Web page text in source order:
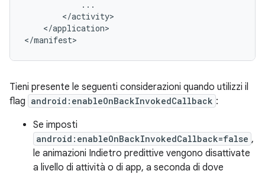
</application>
Tieni presente le seguenti considerazioni quando utilizzi il
flag android:enableOnBackInvokedCallback :
Se imposti
android:enableOnBackInvokedCallback=false ,
le animazioni Indietro predittive vengono disattivate
a livello di attività o di app, a seconda di dove